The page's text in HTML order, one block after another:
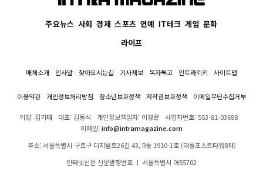
주요뉴스 사회 경제 스포츠 연예 IT테크 게임 문화
라이프
매체소개 인사말 찾아오시는길 기사제보 독자투고 인트라위키 사이트맵
이용약관 개인정보처리방침 청소년보호정책 저작권보호정책 이메일무단수집거부
의장: 김기태 대표: 김동석 개인정보책임자: 이경은
사업자번호: 553-81-03698
이메일:info@intramagazine.com
주소: 서울특별시 구로구 디지털로26길 43, R동 1910-1호 (대륭포스트타워8차)
인터넷신문 신문발행번호 ㅣ 서울특별시 아55702